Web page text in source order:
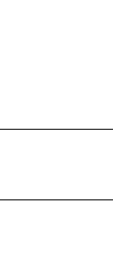
(люстры, бра).